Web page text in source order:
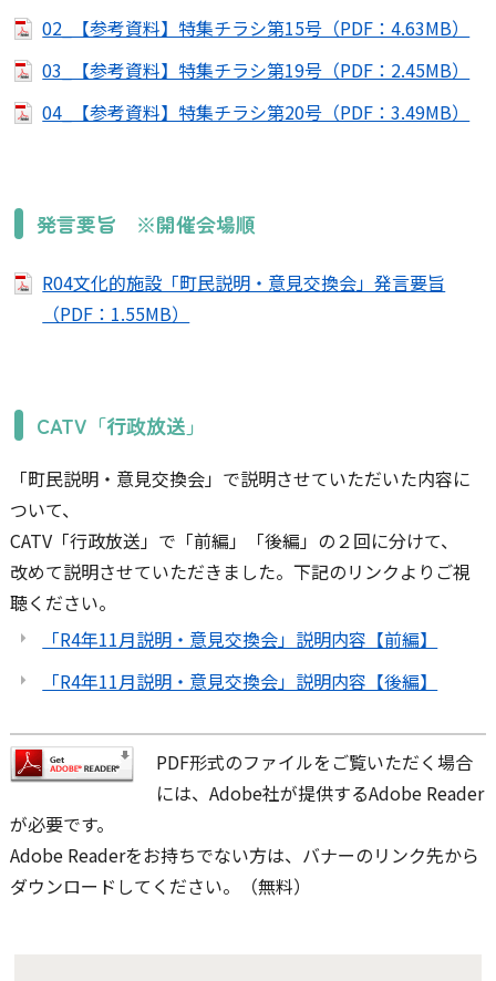
02_【参考資料】特集チラシ第15号（PDF：4.63MB）
03_【参考資料】特集チラシ第19号（PDF：2.45MB）
04_【参考資料】特集チラシ第20号（PDF：3.49MB）
発言要旨 ※開催会場順
R04文化的施設「町民説明・意見交換会」発言要旨
（PDF：1.55MB）
CATV「行政放送」
「町民説明・意見交換会」で説明させていただいた内容に
ついて、
CATV「行政放送」で「前編」「後編」の２回に分けて、
改めて説明させていただきました。下記のリンクよりご視
聴ください。
「R4年11月説明・意見交換会」説明内容【前編】
「R4年11月説明・意見交換会」説明内容【後編】
PDF形式のファイルをご覧いただく場合
には、Adobe社が提供するAdobe Reader
が必要です。
Adobe Readerをお持ちでない方は、バナーのリンク先から
ダウンロードしてください。（無料）